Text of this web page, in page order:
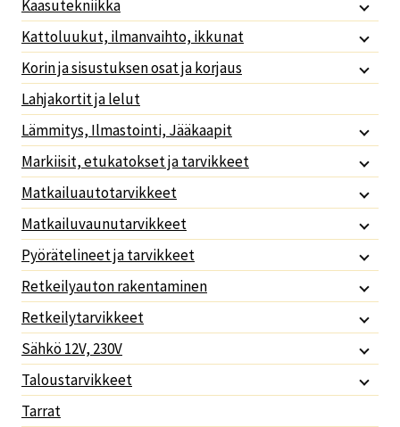
Kaasutekniikka
Kattoluukut, ilmanvaihto, ikkunat
Korin ja sisustuksen osat ja korjaus
Lahjakortit ja lelut
Lämmitys, Ilmastointi, Jääkaapit
Markiisit, etukatokset ja tarvikkeet
Matkailuautotarvikkeet
Matkailuvaunutarvikkeet
Pyörätelineet ja tarvikkeet
Retkeilyauton rakentaminen
Retkeilytarvikkeet
Sähkö 12V, 230V
Taloustarvikkeet
Tarrat